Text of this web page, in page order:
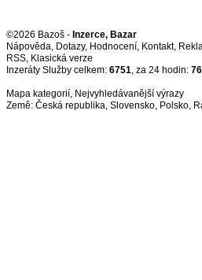
©2026 Bazoš - Inzerce, Bazar
Nápověda, Dotazy, Hodnocení, Kontakt,
RSS,
Inzeráty Služby celkem: 6751, za 24 hodin:
Mapa kategorií, Nejvyhledávanější výrazy
Země: Česká republika, Slovensko, Polsko,